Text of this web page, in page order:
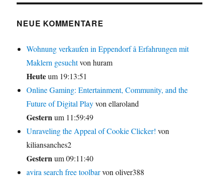
NEUE KOMMENTARE
Wohnung verkaufen in Eppendorf â Erfahrungen mit
Maklern gesuchtvon huram
Heuteum 19:13:51
Online Gaming: Entertainment, Community, and the
Future of Digital Playvon ellaroland
Gesternum 11:59:49
Unraveling the Appeal of Cookie Clicker! von
kiliansanches2
Gesternum 09:11:40
avira search free toolbarvon oliver388